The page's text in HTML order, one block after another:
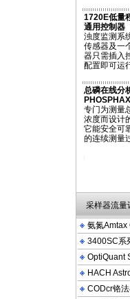
1720E低量
通用控制器
浊度监测系
传感器及一
器只需插入
配置即可
总磷在线分
专门为测量
浓度而设计
它能安全可
的连续测
2100P 2100AN DRB200
采样器流量
氨氮Amtax
3400SC系
OptiQuant
HACH
CODcr铬